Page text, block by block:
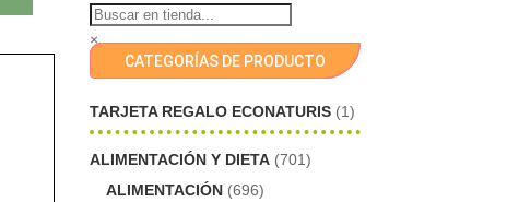
×
CATEGORÍAS DE PRODUCTO
TARJETA REGALO ECONATURIS (1)
ALIMENTACIÓN Y DIETA (701)
ALIMENTACIÓN (696)